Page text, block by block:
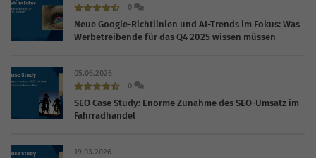
0
Neue Google-Richtlinien und AI-Trends im Fokus: Was
Werbetreibende für das Q4 2025 wissen müssen
05.06.2026
0
SEO Case Study: Enorme Zunahme des SEO-Umsatz im
Fahrradhandel
19.03.2026